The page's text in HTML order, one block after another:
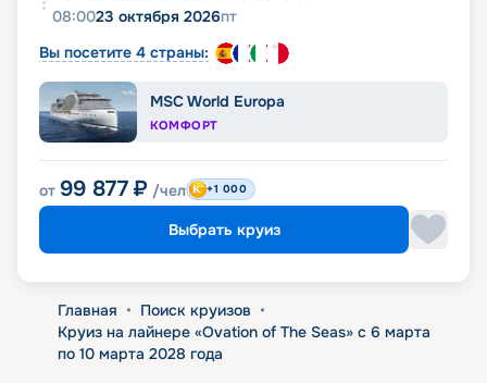
08:0023 октября 2026пт
Вы посетите 4 страны:
MSC World Europa
КОМФОРТ
от 99 877 ₽ /чел +1 000
Выбрать круиз
Главная • Поиск круизов •
Круиз на лайнере «Ovation of The Seas» с 6 марта
по 10 марта 2028 года